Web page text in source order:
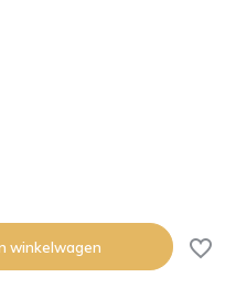
winkelwagen